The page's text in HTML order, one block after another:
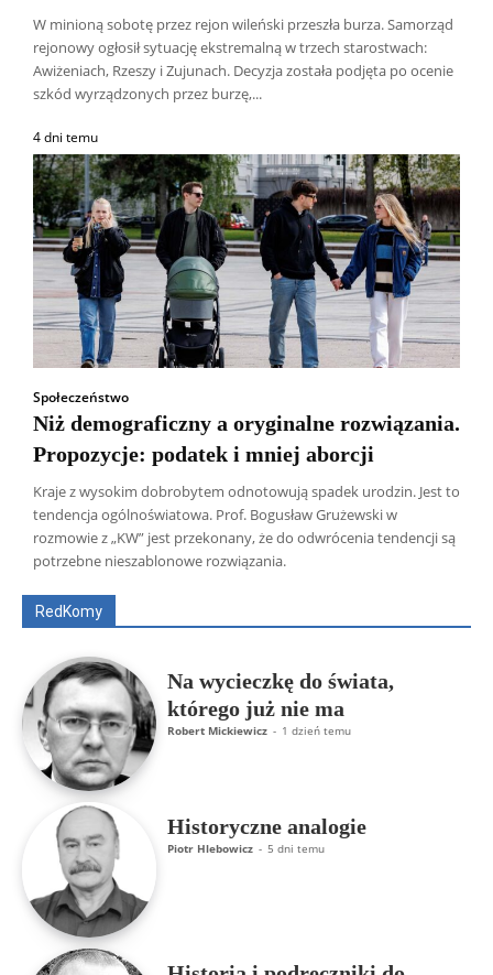
W minioną sobotę przez rejon wileński przeszła burza. Samorząd
rejonowy ogłosił sytuację ekstremalną w trzech starostwach:
Awiżeniach, Rzeszy i Zujunach. Decyzja została podjęta po ocenie
szkód wyrządzonych przez burzę,...
4 dni temu
Społeczeństwo
Niż demograficzny a oryginalne rozwiązania.
Propozycje: podatek i mniej aborcji
Kraje z wysokim dobrobytem odnotowują spadek urodzin. Jest to
tendencja ogólnoświatowa. Prof. Bogusław Grużewski w
rozmowie z „KW” jest przekonany, że do odwrócenia tendencji są
potrzebne nieszablonowe rozwiązania.
RedKomy
Wszyscy Aleksander Borowik
Antoni Radczenko
Artur Płokszto
Grzegorz Górny
ks. Jarosław Wąsowicz SDB
Na wycieczkę do świata,
którego już nie ma
Robert Mickiewicz - 1 dzień temu
Historyczne analogie
Piotr Hlebowicz - 5 dni temu